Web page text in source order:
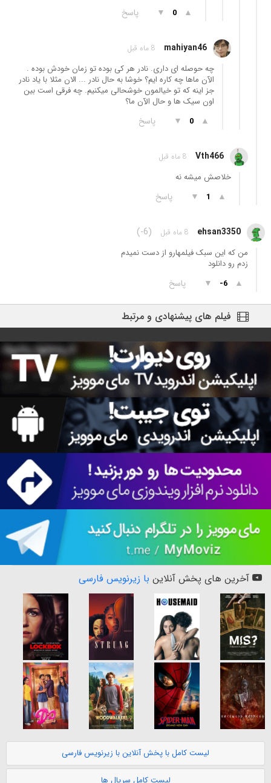
▲
0
▼ پاسخ
mahiyan46 8 ماه قبل
چه حوصله ای داری. نادر هر کی بوده تو زمان خودش بوده .
الآن ماها چه کاره ایم؟ خوشا به حال نادر ... الان مثلا با یاد نادر
جز اینه که تو خیالمون خوشحالی میکنیم. چه فرقی است بین
اون سیک ها و حال الآن ما؟
▲
0
▼ پاسخ
Vth466 8 ماه قبل
خلاصش میشه نه
▲
1
▼ پاسخ
ehsan3350 8 ماه قبل (-6)
من که این سبک فیلمهارو از دست نمیدم
زدم رو دانلود
▲
-6
▼ پاسخ
فیلم های پیشنهادی و مرتبط
آخرین های پخش آنلاین با زیرنویس فارسی
لیست کامل با پخش آنلاین با زیرنویس فارسی
لیست کامل سریال ها